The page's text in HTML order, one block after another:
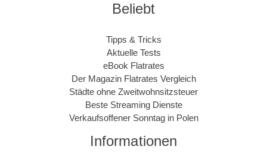
Beliebt
Tipps & Tricks
Aktuelle Tests
eBook Flatrates
Der Magazin Flatrates Vergleich
Städte ohne Zweitwohnsitzsteuer
Beste Streaming Dienste
Verkaufsoffener Sonntag in Polen
Informationen